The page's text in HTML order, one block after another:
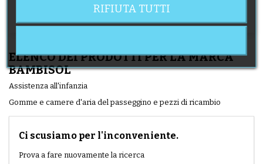
ELENCO DEI PRODOTTI PER LA MARCA
BAMBISOL
Assistenza all'infanzia
Gomme e camere d'aria del passeggino e pezzi di ricambio
Ci scusiamo per l'inconveniente.
Prova a fare nuovamente la ricerca
RIFIUTA TUTTI